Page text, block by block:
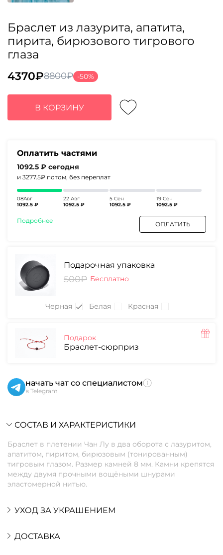
Браслет из лазурита, апатита,
пирита, бирюзового тигрового
глаза
8800₽
Первоначальная
цена
составляла
8800₽.
4370₽
Текущая
цена:
4370₽.
-50%
В КОРЗИНУ
Оплатить частями
1092.5 ₽ сегодня
и 3277.5₽ потом, без переплат
08Авг
1092.5 ₽
22 Авг
1092.5 ₽
5 Сен
1092.5 ₽
19 Сен
1092.5 ₽
Подробнее ОПЛАТИТЬ
Подарочная упаковка
500₽ Бесплатно
Черная Белая Красная
Подарок
Браслет-сюрприз
начать чат со специалистом
в Telegram
СОСТАВ И ХАРАКТЕРИСТИКИ
Браслет в плетении Чан Лу в два оборота с лазуритом,
апатитом, пиритом, бирюзовым (тонированным)
тигровым глазом. Размер камней 8 мм. Камни крепятся
между двумя прочными вощёными шнурами
эластомерной нитью.
УХОД ЗА УКРАШЕНИЕМ
ДОСТАВКА